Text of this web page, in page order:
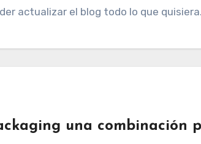
actualizar el blog todo lo que
una combinación